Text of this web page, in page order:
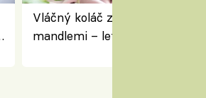
Vláčný koláč z jogurtu s
mandlemi – letní moučník ke